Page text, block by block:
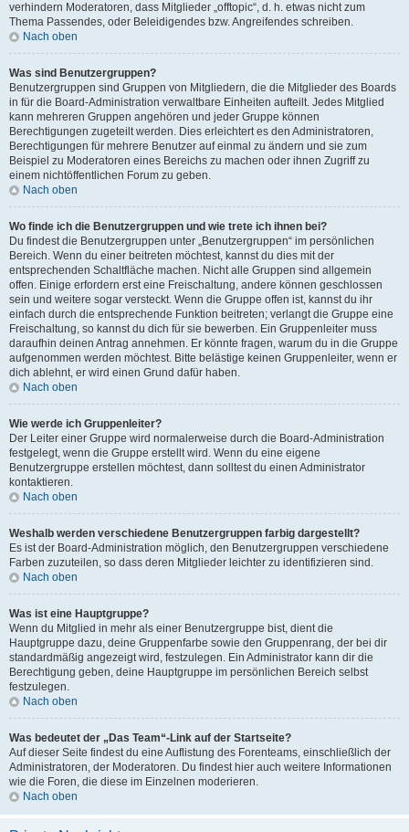
verhindern Moderatoren, dass Mitglieder „offtopic“, d. h. etwas nicht zum
Thema Passendes, oder Beleidigendes bzw. Angreifendes schreiben.
Nach oben
Was sind Benutzergruppen?
Benutzergruppen sind Gruppen von Mitgliedern, die die Mitglieder des Boards
in für die Board-Administration verwaltbare Einheiten aufteilt. Jedes Mitglied
kann mehreren Gruppen angehören und jeder Gruppe können
Berechtigungen zugeteilt werden. Dies erleichtert es den Administratoren,
Berechtigungen für mehrere Benutzer auf einmal zu ändern und sie zum
Beispiel zu Moderatoren eines Bereichs zu machen oder ihnen Zugriff zu
einem nichtöffentlichen Forum zu geben.
Nach oben
Wo finde ich die Benutzergruppen und wie trete ich ihnen bei?
Du findest die Benutzergruppen unter „Benutzergruppen“ im persönlichen
Bereich. Wenn du einer beitreten möchtest, kannst du dies mit der
entsprechenden Schaltfläche machen. Nicht alle Gruppen sind allgemein
offen. Einige erfordern erst eine Freischaltung, andere können geschlossen
sein und weitere sogar versteckt. Wenn die Gruppe offen ist, kannst du ihr
einfach durch die entsprechende Funktion beitreten; verlangt die Gruppe eine
Freischaltung, so kannst du dich für sie bewerben. Ein Gruppenleiter muss
daraufhin deinen Antrag annehmen. Er könnte fragen, warum du in die Gruppe
aufgenommen werden möchtest. Bitte belästige keinen Gruppenleiter, wenn er
dich ablehnt, er wird einen Grund dafür haben.
Nach oben
Wie werde ich Gruppenleiter?
Der Leiter einer Gruppe wird normalerweise durch die Board-Administration
festgelegt, wenn die Gruppe erstellt wird. Wenn du eine eigene
Benutzergruppe erstellen möchtest, dann solltest du einen Administrator
kontaktieren.
Nach oben
Weshalb werden verschiedene Benutzergruppen farbig dargestellt?
Es ist der Board-Administration möglich, den Benutzergruppen verschiedene
Farben zuzuteilen, so dass deren Mitglieder leichter zu identifizieren sind.
Nach oben
Was ist eine Hauptgruppe?
Wenn du Mitglied in mehr als einer Benutzergruppe bist, dient die
Hauptgruppe dazu, deine Gruppenfarbe sowie den Gruppenrang, der bei dir
standardmäßig angezeigt wird, festzulegen. Ein Administrator kann dir die
Berechtigung geben, deine Hauptgruppe im persönlichen Bereich selbst
festzulegen.
Nach oben
Was bedeutet der „Das Team“-Link auf der Startseite?
Auf dieser Seite findest du eine Auflistung des Forenteams, einschließlich der
Administratoren, der Moderatoren. Du findest hier auch weitere Informationen
wie die Foren, die diese im Einzelnen moderieren.
Nach oben